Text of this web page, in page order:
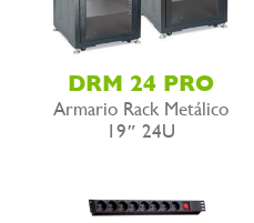
DRM 24 PRO
Armario Rack Metálico
19″ 24U